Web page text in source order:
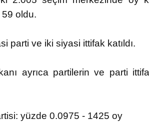
oldu.
parti ve iki siyasi ittifak katıldı.
ayrıca partilerin ve parti
yüzde 0.0975 - 1425 oy